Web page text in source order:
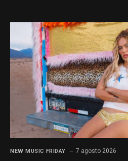
NEW MUSIC FRIDAY 7 agosto 2026